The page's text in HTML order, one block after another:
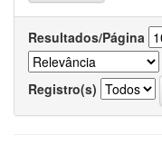
Resultados/Página
Registro(s)